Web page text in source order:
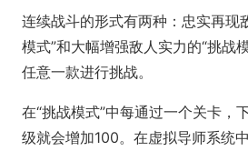
连续战斗的形式有两种：忠实再现
模式”和大幅增强敌人实力的“挑战
任意一款进行挑战。
在“挑战模式”中每通过一个关卡，
级就会增加100。在虚拟导师系统